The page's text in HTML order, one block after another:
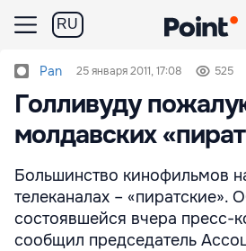
RU
Pan 25 января 2011, 17:08 525
Голливуду
молдавских
Большинство кинофильмов
телеканалах – «пиратские».
состоявшейся вчера пресс-
сообщил председатель